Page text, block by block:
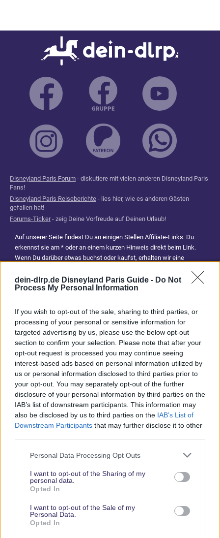
dein-dlrp.de Disneyland Paris Guide - Do Not
Process My Personal Information
If you wish to opt-out of the sale, sharing to third parties, or
processing of your personal or sensitive information for
targeted advertising by us, please use the below opt-out
section to confirm your selection. Please note that after your
opt-out request is processed you may continue seeing
interest-based ads based on personal information utilized by
us or personal information disclosed to third parties prior to
your opt-out. You may separately opt-out of the further
disclosure of your personal information by third parties on the
IAB’s list of downstream participants. This information may
also be disclosed by us to third parties on the IAB’s List of
Downstream Participants that may further disclose it to other
Personal Data Processing Opt Outs
I want to opt-out of the Sharing of my
personal data.
Opted In
I want to opt-out of the Sale of my
Personal Data.
Opted In
Disneyland Paris Forum - diskutiere mit vielen anderen Disneyland Paris
Fans!
Disneyland Paris Reiseberichte - lies hier, wie es anderen Gästen
gefallen hat!
Forums-Ticker- zeig Deine Vorfreude auf Deinen Urlaub!
Auf unserer Seite findest Du an einigen Stellen Affiliate-Links. Du
erkennst sie am * oder an einem kurzen Hinweis direkt beim Link.
Wenn Du darüber etwas buchst oder kaufst, erhalten wir eine
Du uns, unsere Reiseführer, Tipps und Planungsinhalte weiterhin
kostenlos anzubieten. Vielen Dank für Deine Unterstützung.
Abonniere jetzt unsere magischen News aus den
Parks
Keine Angebote verpassen
Aktuelle News
Spannende Lesetipps
Gratis und jederzeit kündbar
dass Du unsere